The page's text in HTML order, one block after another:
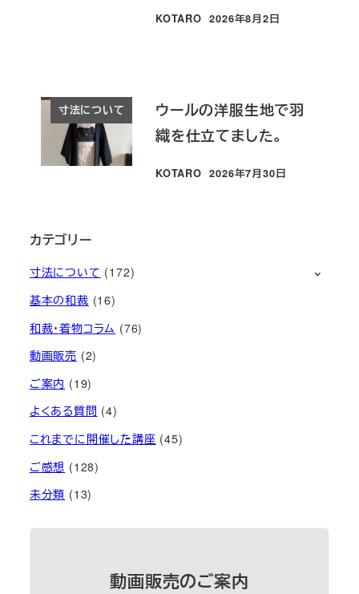
KOTARO
投稿日
2026年8月2日
寸法について
ウールの洋服生地で羽
織を仕立てました。
KOTARO
投稿日
2026年7月30日
カテゴリー
寸法について (172)
基本の和裁 (16)
和裁・着物コラム (76)
動画販売 (2)
ご案内 (19)
よくある質問 (4)
これまでに開催した講座 (45)
ご感想 (128)
未分類 (13)
動画販売のご案内